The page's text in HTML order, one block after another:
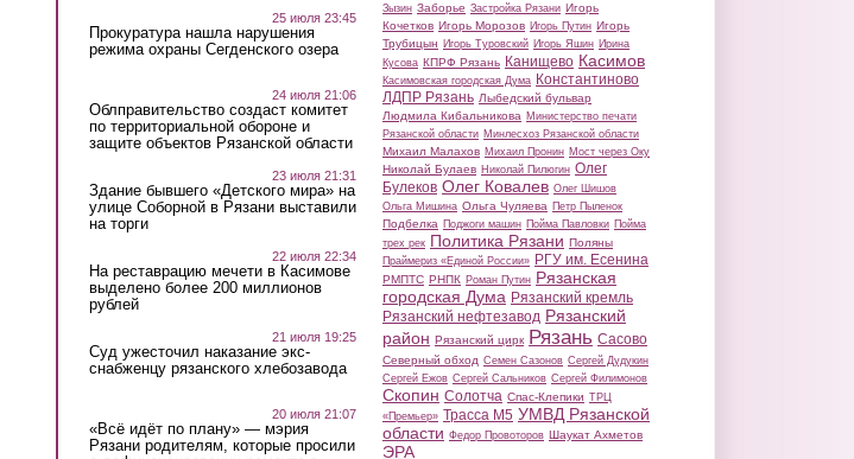
25 июля 23:45
Прокуратура нашла нарушения
режима охраны Сегденского озера
24 июля 21:06
Облправительство создаст комитет
по территориальной обороне и
защите объектов Рязанской области
23 июля 21:31
Здание бывшего «Детского мира» на
улице Соборной в Рязани выставили
на торги
22 июля 22:34
На реставрацию мечети в Касимове
выделено более 200 миллионов
рублей
21 июля 19:25
Суд ужесточил наказание экс-
снабженцу рязанского хлебозавода
20 июля 21:07
«Всё идёт по плану» — мэрия
Рязани родителям, которые просили
Зызин Заборье Застройка Рязани Игорь
Кочетков Игорь Морозов Игорь Путин Игорь
Трубицын Игорь Туровский Игорь Яшин Ирина
Кусова КПРФ Рязань Канищево Касимов
Касимовская городская Дума Константиново
ЛДПР Рязань Лыбедский бульвар
Людмила Кибальникова Министерство печати
Рязанской области Минлесхоз Рязанской области
Михаил Малахов Михаил Пронин Мост через Оку
Николай Булаев Николай Пилюгин Олег
Булеков Олег Ковалев Олег Шишов
Ольга Мишина Ольга Чуляева Петр Пыленок
Подбелка Поджоги машин Пойма Павловки Пойма
трех рек Политика Рязани Поляны
Праймериз «Единой России» РГУ им. Есенина
РМПТС РНПК Роман Путин Рязанская
городская Дума Рязанский кремль
Рязанский нефтезавод Рязанский
район Рязанский цирк Рязань Сасово
Северный обход Семен Сазонов Сергей Дудукин
Сергей Ежов Сергей Сальников Сергей Филимонов
Скопин Солотча Спас-Клепики ТРЦ
«Премьер» Трасса М5 УМВД Рязанской
области Федор Провоторов Шаукат Ахметов
ЭРА